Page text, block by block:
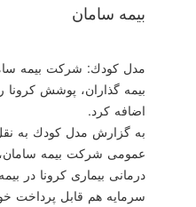
بیمه سامان
مدل كودك: شركت بیمه
بیمه گذاران، پوشش كرونا
اضافه كرد.
به گزارش مدل كودك به
عمومی شركت بیمه
درمانی بیماری كرونا در
سرمایه هم قابل پرداخت